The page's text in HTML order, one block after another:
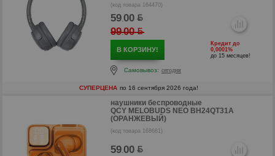
р
(код товара 164470)
59.00
99.00
В КОРЗИНУ!
Кредит до
0,0001%
до 15 месяцев!
Самовывоз: сегодня
СУПЕРЦЕНА по 16 сентября 2026 года!
наушники беспроводные
QCY MELOBUDS NEO BH24QT31A
(ОРАНЖЕВЫЙ)
(код товара 168681)
59.00